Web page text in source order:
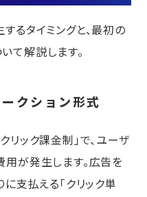
るタイミングと、最初の
て解説します。
クション形式
リック課金制」で、ユーザ
が発生します。広告を
支払える「クリック単